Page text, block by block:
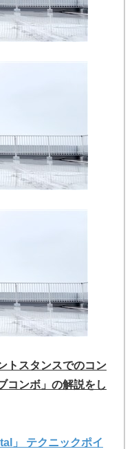
トスタンスでのコン
コンボ」の解説をし
」 テクニックポイ